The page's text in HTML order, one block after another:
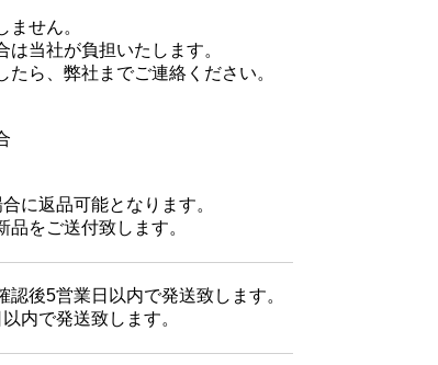
せん。
は当社が負担いたします。
ら、弊社までご連絡ください。
に返品可能となります。
をご送付致します。
後5営業日以内で発送致します。
内で発送致します。